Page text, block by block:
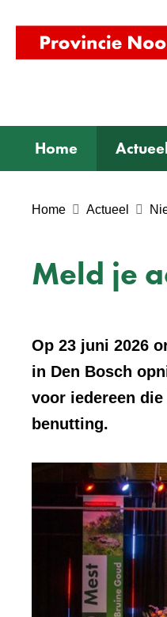
Home Actueel
Home Actueel
Meld je
Op 23 juni 2026
in Den Bosch
voor iedereen
benutting.